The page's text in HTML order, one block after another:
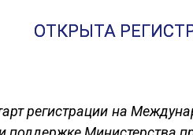
Архив мероприятий
ОТКРЫТА
регистрации на